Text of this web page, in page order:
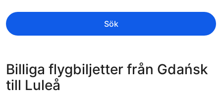
Sök
Billiga flygbiljetter från Gdańsk
till Luleå